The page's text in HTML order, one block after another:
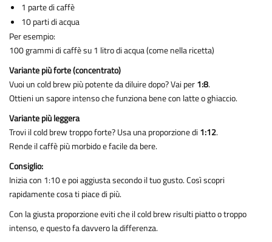
1 parte di caffè
10 parti di acqua
Per esempio:
100 grammi di caffè su 1 litro di acqua (come nella ricetta)
Variante più forte (concentrato)
Vuoi un cold brew più potente da diluire dopo? Vai per1:8.
Ottieni un sapore intenso che funziona bene con latte o ghiaccio.
Variante più leggera
Trovi il cold brew troppo forte? Usa una proporzione di 1:12.
Rende il caffè più morbido e facile da bere.
Consiglio:
Inizia con 1:10 e poi aggiusta secondo il tuo gusto. Così scopri
rapidamente cosa ti piace di più.
Con la giusta proporzione eviti che il cold brew risulti piatto o troppo
intenso, e questo fa davvero la differenza.